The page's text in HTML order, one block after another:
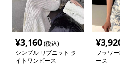
¥3,160(税込)
シンプル リブニット タ
イトワンピース
¥
フラワ
ース